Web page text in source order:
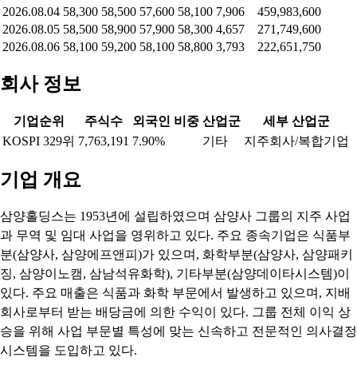
2026.08.04 58,300 58,500 57,600 58,100 7,906
459,983,600
2026.08.05 58,500 58,900 57,900 58,300 4,657
271,749,600
2026.08.06 58,100 59,200 58,100 58,800 3,793 222,651,750
회사 정보
기업순위 주식수 외국인 비중 산업군
세부 산업군
KOSPI 329위 7,763,191 7.90% 기타 지주회사/복합기업
기업 개요
삼양홀딩스는 1953년에 설립하였으며 삼양사 그룹의 지주 사업
과 무역 및 임대 사업을 영위하고 있다. 주요 종속기업은 식품부
분(삼양사, 삼양에프앤피)가 있으며, 화학부분(삼양사, 삼양패키
징, 삼양이노캠, 삼남석유화학), 기타부분(삼양데이타시스템)이
있다. 주요 매출은 식품과 화학 부문에서 발생하고 있으며, 지배
회사로부터 받는 배당금에 의한 수익이 있다. 그룹 전체 이익 상
승을 위해 사업 부문별 특성에 맞는 신속하고 전문적인 의사결정
시스템을 도입하고 있다.